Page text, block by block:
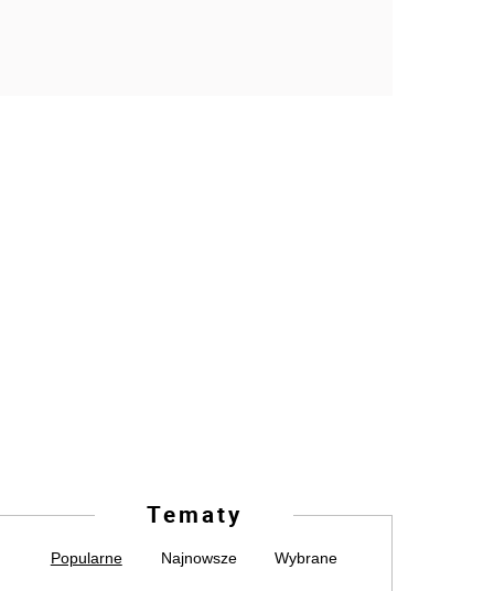
Tematy
Popularne Najnowsze Wybrane